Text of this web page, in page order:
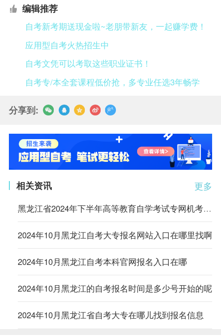
编辑推荐
自考新考期送现金啦~老朋带新友，一起赚学费！
应用型自考火热招生中
自考文凭可以考取这些职业证书！
自考专/本全套课程低价抢，多专业任选3年畅学
分享到:
更多
相关资讯
黑龙江省2024年下半年高等教育自学考试专网机考网上报名须知
2024年10月黑龙江自考大专报名网站入口在哪里找啊
2024年10月黑龙江自考本科官网报名入口在哪
2024年10月黑龙江的自考报名时间是多少号开始的呢
2024年10月黑龙江省自考大专在哪儿找到报名信息